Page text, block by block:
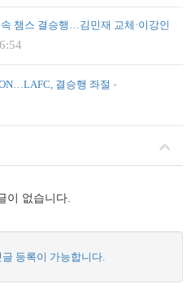
속 챔스 결승행…김민재 교체·이강인
결승행 좌절 -
이 없습니다.
등록이 가능합니다.